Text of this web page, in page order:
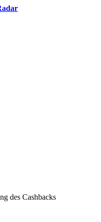
des Cashbacks